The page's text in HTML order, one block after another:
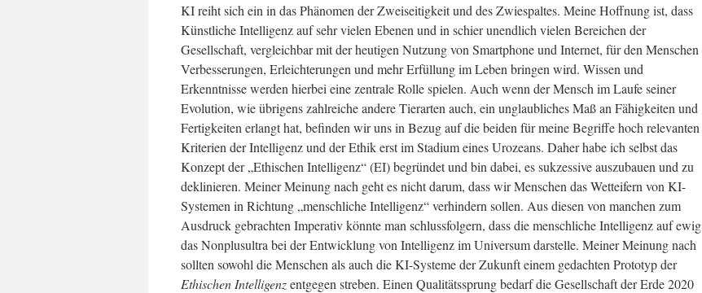
KI reiht sich ein in das Phänomen der Zweiseitigkeit und des Zwiespaltes. Meine Hoffnung ist, dass
Künstliche Intelligenz auf sehr vielen Ebenen und in schier unendlich vielen Bereichen der
Gesellschaft, vergleichbar mit der heutigen Nutzung von Smartphone und Internet, für den Menschen
Verbesserungen, Erleichterungen und mehr Erfüllung im Leben bringen wird. Wissen und
Erkenntnisse werden hierbei eine zentrale Rolle spielen. Auch wenn der Mensch im Laufe seiner
Evolution, wie übrigens zahlreiche andere Tierarten auch, ein unglaubliches Maß an Fähigkeiten und
Fertigkeiten erlangt hat, befinden wir uns in Bezug auf die beiden für meine Begriffe hoch relevanten
Kriterien der Intelligenz und der Ethik erst im Stadium eines Urozeans. Daher habe ich selbst das
Konzept der „Ethischen Intelligenz“ (EI) begründet und bin dabei, es sukzessive auszubauen und zu
deklinieren. Meiner Meinung nach geht es nicht darum, dass wir Menschen das Wetteifern von KI-
Systemen in Richtung „menschliche Intelligenz“ verhindern sollen. Aus diesen von manchen zum
Ausdruck gebrachten Imperativ könnte man schlussfolgern, dass die menschliche Intelligenz auf ewig
das Nonplusultra bei der Entwicklung von Intelligenz im Universum darstelle. Meiner Meinung nach
sollten sowohl die Menschen als auch die KI-Systeme der Zukunft einem gedachten Prototyp der
Ethischen Intelligenzentgegen streben. Einen Qualitätssprung bedarf die Gesellschaft der Erde 2020